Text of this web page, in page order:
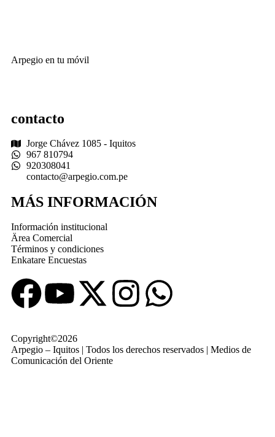
Arpegio en tu móvil
contacto
Jorge Chávez 1085 - Iquitos
967 810794
920308041
contacto@arpegio.com.pe
MÁS INFORMACIÓN
Información institucional
Ärea Comercial
Términos y condiciones
Enkatare Encuestas
Copyright©2026
Arpegio – Iquitos | Todos los derechos reservados | Medios de
Comunicación del Oriente